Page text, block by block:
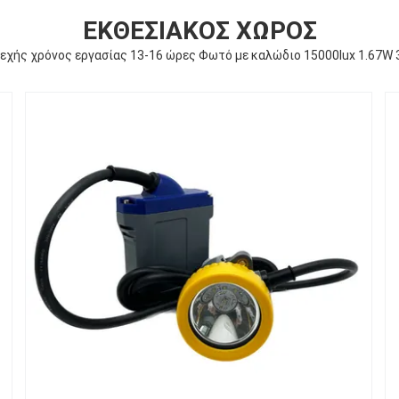
ΕΚΘΕΣΙΑΚΌΣ ΧΏΡΟΣ
χρόνος εργασίας 13-16 ώρες Φωτό με καλώδιο 15000lux 1.67W